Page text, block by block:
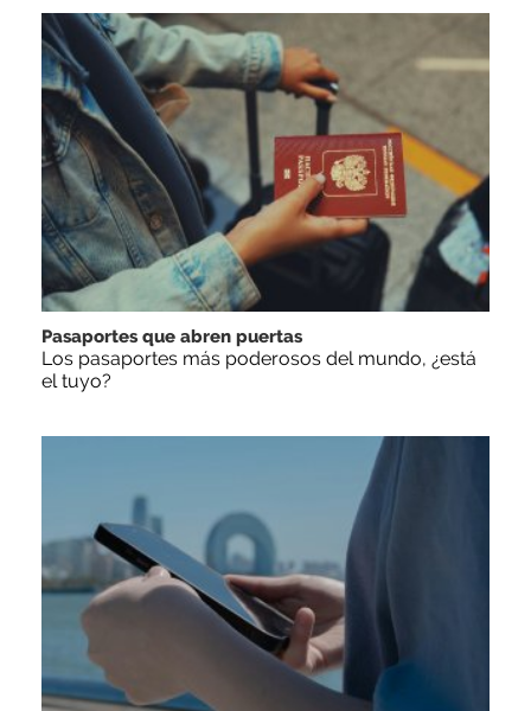
Pasaportes que abren puertas
Los pasaportes más poderosos del mundo, ¿está
el tuyo?